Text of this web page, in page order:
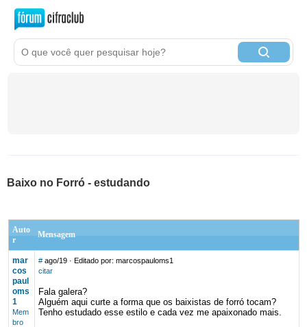
Baixo no Forró - estudando
Auto
r
Mensagem
mar
cos
paul
oms
1
Mem
bro
# ago/19· Editado por: marcospauloms1
citar
Fala galera?
Alguém aqui curte a forma que os baixistas de forró tocam?
Tenho estudado esse estilo e cada vez me apaixonado mais.